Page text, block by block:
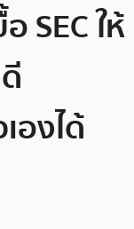
SEC ให้
องได้